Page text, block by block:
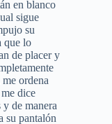
en blanco
sigue
su
que lo
de placer y
ordena
dice
y de manera
su pantalón